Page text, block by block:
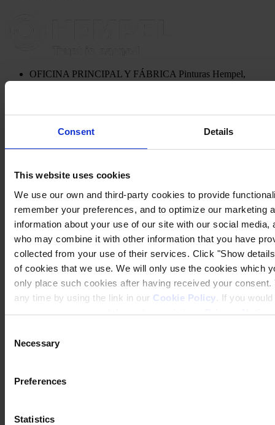
Consent Details
This website uses cookies
We use our own and third-party cookies to provide
remember your preferences, and to optimize our marketing
information about your use of our site with our social
who may combine it with other information that you have
collected from your use of their services. Click "Show
of cookies that we use. We will only use the cookies which
only place such cookies after having received your
any time by using the link in our Cookie Policy. If you
process your personal data, please visit ourPrivacy Notice
Selection
Necessary
Preferences
Statistics
OFICINA PRINCIPAL Y FÁBRICA Pinturas Hempel,
PÓNGASE EN CONTACTO CON NOSOTROSTel: +34
937130000
Mail: general.es@hempel.com